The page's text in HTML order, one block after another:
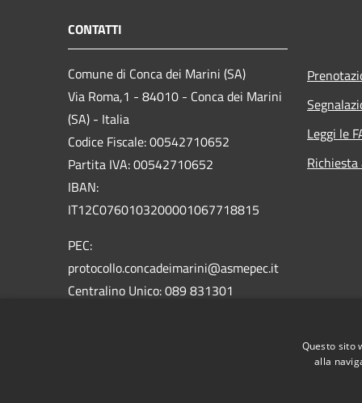
CONTATTI
Comune di Conca dei Marini (SA)
Via Roma,1 - 84010 - Conca dei Marini
(SA) - Italia
Codice Fiscale: 00542710652
Partita IVA: 00542710652
IBAN:
IT12C0760103200001067718815
PEC:
protocollo.concadeimarini@asmepec.it
Centralino Unico: 089 831301
Leggi le
Questo sito
alla